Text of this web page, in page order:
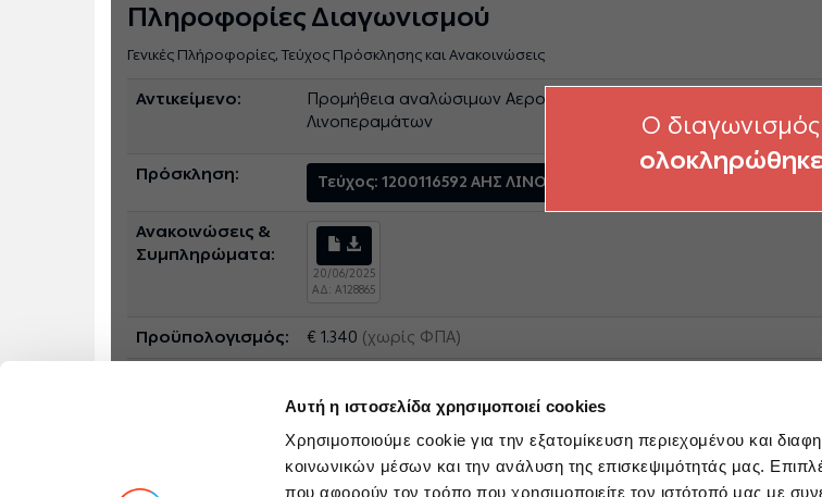
Αυτή η ιστοσελίδα χρησιμοποιεί cookies
Χρησιμοποιούμε cookie για την εξατομίκευση περιεχομένου και
κοινωνικών μέσων και την ανάλυση της επισκεψιμότητάς μας.
που αφορούν τον τρόπο που χρησιμοποιείτε τον ιστότοπό μας με
Πληροφορίες Διαγωνισμού
Γενικές Πλήροφορίες, Τεύχος Πρόσκλησης και Ανακοινώσεις
Αντικείμενο:
Προμήθεια αναλώσιμων Αεροσυμπιεστή ALUP ALLEGRO 2960/
Λινοπεραμάτων
Πρόσκληση: Τεύχος: 1200116592 ΑΗΣ ΛΙΝΟΠΕΡΑΜΑΤΩΝ
Ανακοινώσεις &
Συμπληρώματα:
20/06/2025
ΑΔ: A128865
Προϋπολογισμός: € 1.340 (χωρίς ΦΠΑ)
O διαγωνισμός
ολοκληρώθηκε